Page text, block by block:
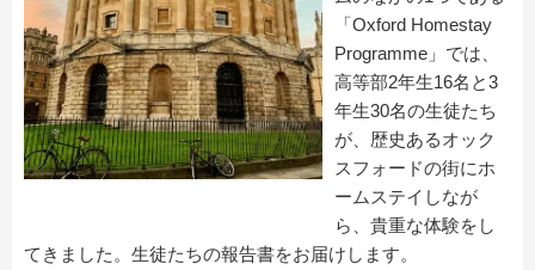
「Oxford Homestay
Programme」では、
高等部2年生16名と3
年生30名の生徒たち
が、歴史あるオック
スフォードの街にホ
ームステイしなが
ら、貴重な体験をし
てきました。生徒たちの報告書をお届けします。